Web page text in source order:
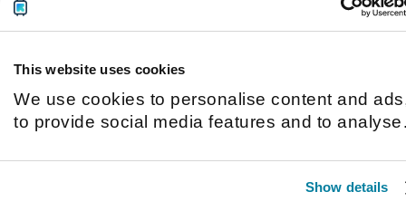
This website uses cookies
We use cookies to personalise content and
to provide social media features and to analyse
use of our site with our social media,
and analytics partners who may combine it with
Show details